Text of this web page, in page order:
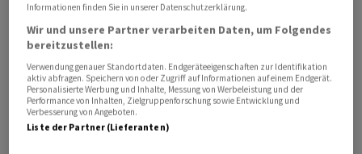
Er werde Powell nicht wiederernennen, falls er die
diesjährigen Präsidentschaftswahl im November
gewinnen sollte, sagte der bei den republikanischen
Vorwahlen vorne liegende Politiker "Fox Business" in
einem am Freitag ausgestrahlten Interview. Powells
zweite vierjährige Amtszeit als Fed-Chef läuft im Jahr
Informationen finden Sie in unserer Datenschutzerklärung.
Wir und unsere Partner verarbeiten Daten, um Folgendes
bereitzustellen:
Verwendung genauer Standortdaten. Endgeräteeigenschaften zur Identifikation
aktiv abfragen. Speichern von oder Zugriff auf Informationen auf einem Endgerät.
Personalisierte Werbung und Inhalte, Messung von Werbeleistung und der
Performance von Inhalten, Zielgruppenforschung sowie Entwicklung und
Verbesserung von Angeboten.
Liste der Partner (Lieferanten)